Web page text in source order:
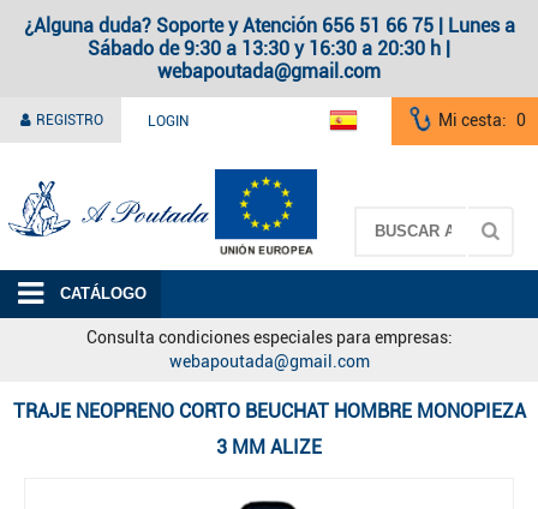
¿Alguna duda? Soporte y Atención 656 51 66 75 | Lunes a
Sábado de 9:30 a 13:30 y 16:30 a 20:30 h |
webapoutada@gmail.com
REGISTRO LOGIN Mi cesta: 0
CATÁLOGO
Consulta condiciones especiales para empresas:
webapoutada@gmail.com
TRAJE NEOPRENO CORTO BEUCHAT HOMBRE MONOPIEZA
3 MM ALIZE